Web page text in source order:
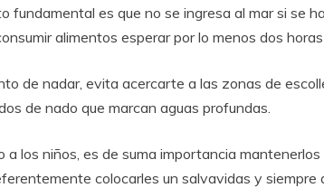
fundamental es que no se ingresa al mar si se
alimentos esperar por lo menos dos
de nadar, evita acercarte a las zonas de
de nado que marcan aguas profundas.
a los niños, es de suma importancia
colocarles un salvavidas y siempre